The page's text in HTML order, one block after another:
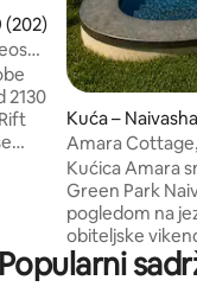
ocjena: 4,89/5,
(202)
2130
a
Kuća – Naivasha
Amara
Green Park
Kućica Amara
Green Park
pogledom na
obiteljske
terasa idealna
sunca, a
Popularni